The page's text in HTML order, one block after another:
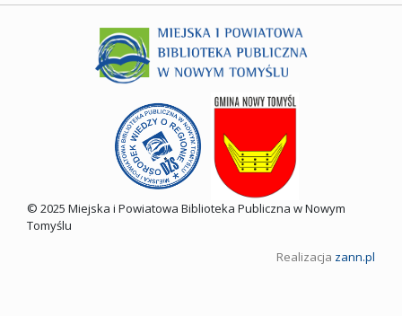
© 2025 Miejska i Powiatowa Biblioteka Publiczna w Nowym
Tomyślu
Realizacja zann.pl